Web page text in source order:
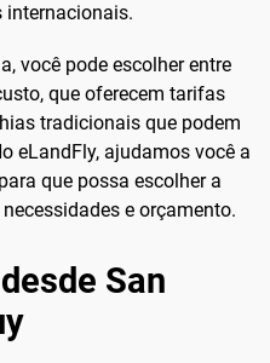
internacionais.
você pode escolher entre
que oferecem tarifas
tradicionais que podem
eLandFly, ajudamos você a
que possa escolher a
e orçamento.
San